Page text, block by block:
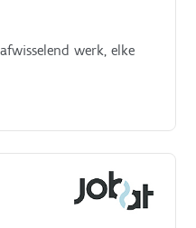
werk, elke